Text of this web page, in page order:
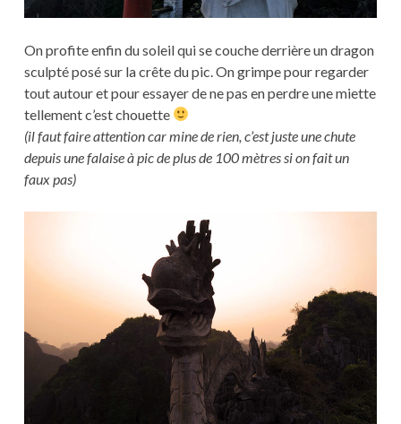
On profite enfin du soleil qui se couche derrière un dragon
sculpté posé sur la crête du pic. On grimpe pour regarder
tout autour et pour essayer de ne pas en perdre une miette
tellement c’est chouette
(il faut faire attention car mine de rien, c’est juste une chute
depuis une falaise à pic de plus de 100 mètres si on fait un
faux pas)